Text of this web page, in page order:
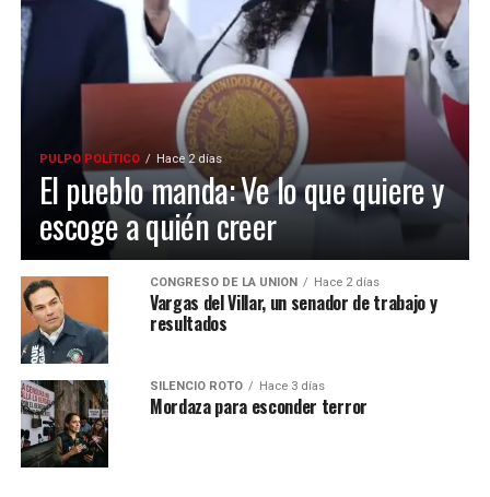
PULPO POLÍTICO Hace 2 días
El pueblo manda: Ve lo que quiere y
escoge a quién creer
CONGRESO DE LA UNIÓN Hace 2 días
Vargas del Villar, un senador de trabajo y
resultados
SILENCIO ROTO Hace 3 días
Mordaza para esconder terror